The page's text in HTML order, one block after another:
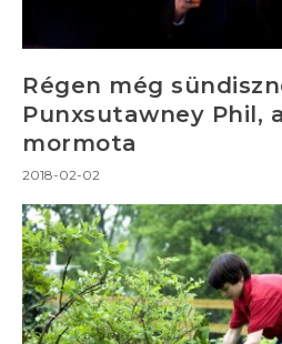
Régen még
Punxsutawney Phil,
mormota
2018-02-02